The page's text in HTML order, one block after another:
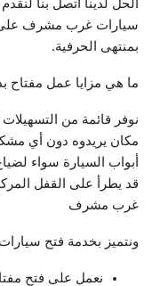
الحل لدينا اتصل بنا
سيارات غرب مشرف
بمنتهى الحرفية.
ما هي مزايا عمل
نوفر قائمة من
مكان يريدوه دون أي
أبواب السيارة سواء
قد يطرأ على القفل
غرب مشرف
ونتميز بخدمة فتح
نعمل على فتح